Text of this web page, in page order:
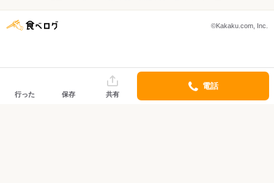
©Kakaku.com, Inc.
行った 保存 共有
電話